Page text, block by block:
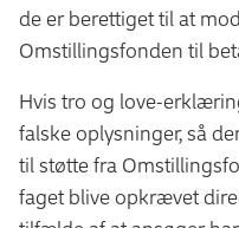
de er berettiget til at
Omstillingsfonden til
Hvis tro og love-
falske oplysninger, så
til støtte fra
faget blive opkrævet